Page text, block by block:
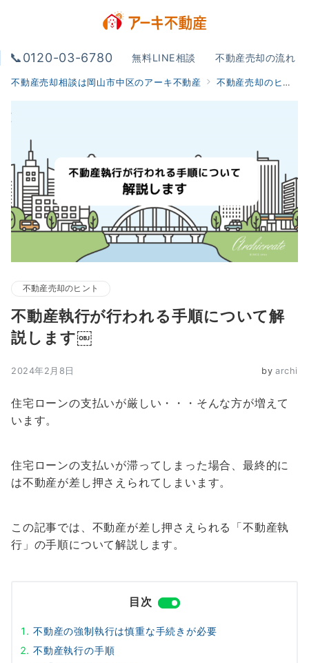
📞0120-03-6780 無料LINE相談 不動産売却の流れ
不動産売却相談は岡山市中区のアーキ不動産 不動産売却のヒント
不動産売却のヒント
不動産執行が行われる手順について解
説します￼
2024年2月8日 by archi
住宅ローンの支払いが厳しい・・・そんな方が増えて
います。
住宅ローンの支払いが滞ってしまった場合、最終的に
は不動産が差し押さえられてしまいます。
この記事では、不動産が差し押さえられる「不動産執
行」の手順について解説します。
目次
不動産の強制執行は慎重な手続きが必要
不動産執行の手順